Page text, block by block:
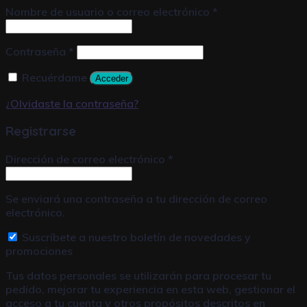
Nombre de usuario o correo electrónico *
Contraseña *
Recuérdame
Acceder
¿Olvidaste la contraseña?
Registrarse
Dirección de correo electrónico *
Se enviará una contraseña a tu dirección de correo
electrónico.
Suscríbete a nuestro boletín de novedades y
promociones
Tus datos personales se utilizarán para procesar tu
pedido, mejorar tu experiencia en esta web, gestionar el
acceso a tu cuenta y otros propósitos descritos en